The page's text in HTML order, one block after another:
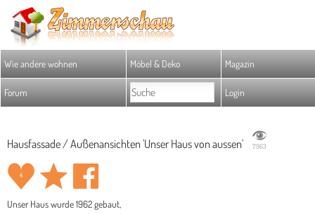
Wie andere wohnen Möbel & Deko Magazin
Forum Login
Hausfassade / Außenansichten 'Unser Haus von aussen' 7.963
4
Unser Haus wurde 1962 gebaut,